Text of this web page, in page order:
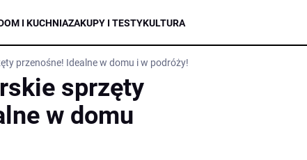
I KUCHNIAZAKUPY I TESTYKULTURA
przenośne! Idealne w domu i w podróży!
sprzęty
w domu